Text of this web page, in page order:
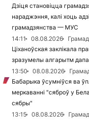
Дзіця становіцца
нараджэння, калі хоць
грамадзянства — МУС
14:11
08.08.2026
Ціханоўская заклікала
зразумелы алгарытм
13:50
08.08.2026
Бабарыка ўсумніўся ва
меркаванні "сяброў у
сябры"
13:15
08.08.2026